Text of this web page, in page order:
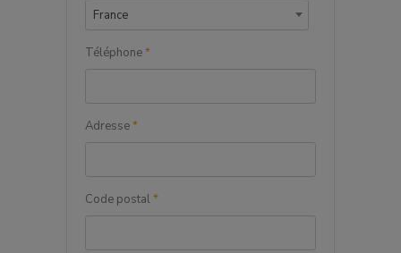
France
Téléphone*
Adresse*
Code postal*